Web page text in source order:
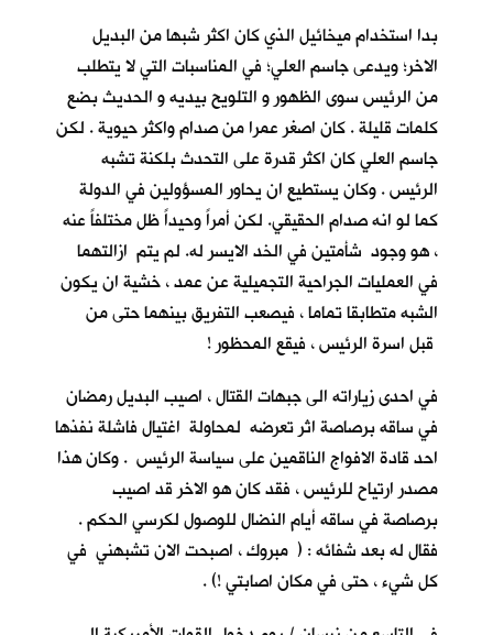
بدا استخدام ميخائيل الذي كان اكثر شبها من البديل
الاخر؛ ويدعى جاسم العلي؛ في المناسبات التي لا يتطلب
من الرئيس سوى الظهور و التلويح بيديه و الحديث بضع
كلمات قليلة . كان اصغر عمرا من صدام واكثر حيوية . لكن
جاسم العلي كان اكثر قدرة على التحدث بلكنة تشبه
الرئيس . وكان يستطيع ان يحاور المسؤولين في الدولة
كما لو انه صدام الحقيقي. لكن أمراً وحيداً ظل مختلفاً عنه
، هو وجود شأمتين في الخد الايسر له. لم يتم ازالتهما
في العمليات الجراحية التجميلية عن عمد ، خشية ان يكون
الشبه متطابقا تماما ، فيصعب التفريق بينهما حتى من
قبل اسرة الرئيس ، فيقع المحظور !
في احدى زياراته الى جبهات القتال ، اصيب البديل رمضان
في ساقه برصاصة اثر تعرضه لمحاولة اغتيال فاشلة نفذها
احد قادة الافواج الناقمين على سياسة الرئيس . وكان هذا
مصدر ارتياح للرئيس ، فقد كان هو الاخر قد اصيب
برصاصة في ساقه أيام النضال للوصول لكرسي الحكم .
فقال له بعد شفائه : ( مبروك ، اصبحت الان تشبهني في
كل شيء ، حتى في مكان اصابتي !) .